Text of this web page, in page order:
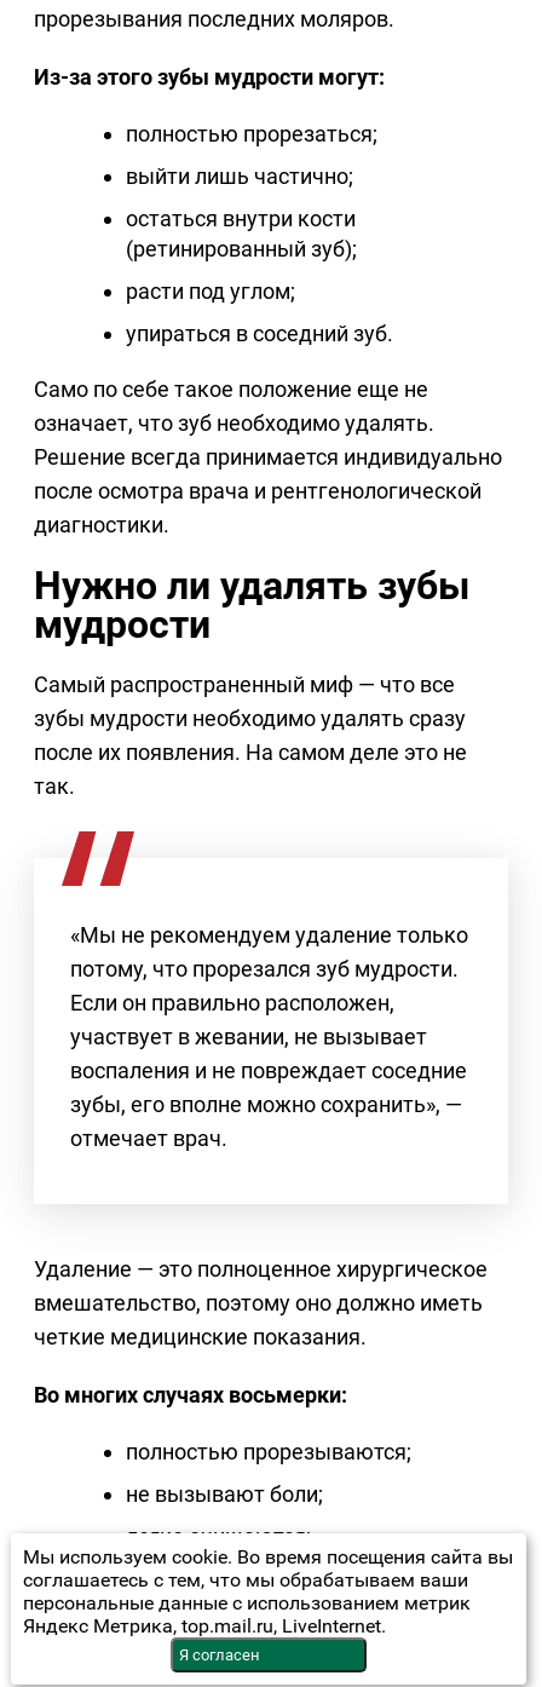
прорезывания последних моляров.
Из-за этого зубы мудрости могут:
полностью прорезаться;
выйти лишь частично;
остаться внутри кости
(ретинированный зуб);
расти под углом;
упираться в соседний зуб.
Само по себе такое положение еще не
означает, что зуб необходимо удалять.
Решение всегда принимается индивидуально
после осмотра врача и рентгенологической
диагностики.
Нужно ли удалять зубы
мудрости
Самый распространенный миф — что все
зубы мудрости необходимо удалять сразу
после их появления. На самом деле это не
так.
«Мы не рекомендуем удаление только
потому, что прорезался зуб мудрости.
Если он правильно расположен,
участвует в жевании, не вызывает
воспаления и не повреждает соседние
зубы, его вполне можно сохранить», —
отмечает врач.
Удаление — это полноценное хирургическое
вмешательство, поэтому оно должно иметь
четкие медицинские показания.
Во многих случаях восьмерки:
полностью прорезываются;
не вызывают боли;
легко очищаются;
участвуют в пережевывании пищи;
остаются здоровыми на протяжении
всей жизни.
Мы используем cookie. Во время посещения сайта вы
соглашаетесь с тем, что мы обрабатываем ваши
персональные данные с использованием метрик
Яндекс Метрика, top.mail.ru, LiveInternet.
Я согласен